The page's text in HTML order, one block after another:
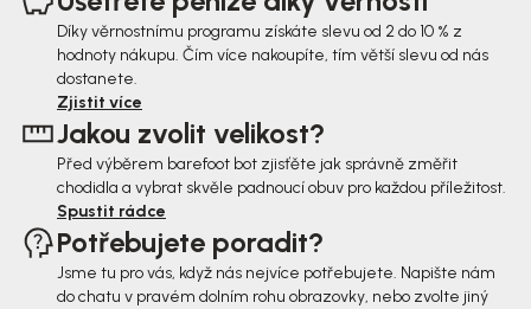
Díky věrnostnímu programu získáte slevu od 2 do 10 % z
hodnoty nákupu. Čím více nakoupíte, tím větší slevu od nás
dostanete.
Zjistit více
Jakou zvolit velikost?
Před výběrem barefoot bot zjisťěte jak správně změřit
chodidla a vybrat skvěle padnoucí obuv pro každou příležitost.
Spustit rádce
Potřebujete poradit?
Jsme tu pro vás, když nás nejvíce potřebujete. Napište nám
do chatu v pravém dolním rohu obrazovky, nebo zvolte jiný